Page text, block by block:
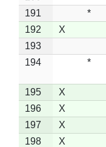
191
*
192
X
193
194
*
195
X
196
X
197
X
198
X